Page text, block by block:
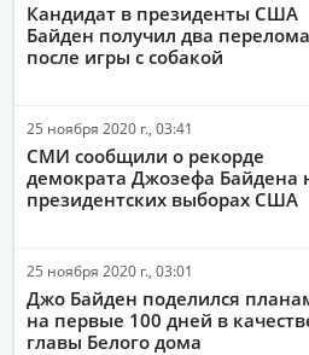
Кандидат в президенты США
Байден получил два перелома
после игры с собакой
25 ноября 2020 г., 03:41
СМИ сообщили о рекорде
демократа Джозефа Байдена
президентских выборах США
25 ноября 2020 г., 03:01
Джо Байден поделился
на первые 100 дней в
главы Белого дома